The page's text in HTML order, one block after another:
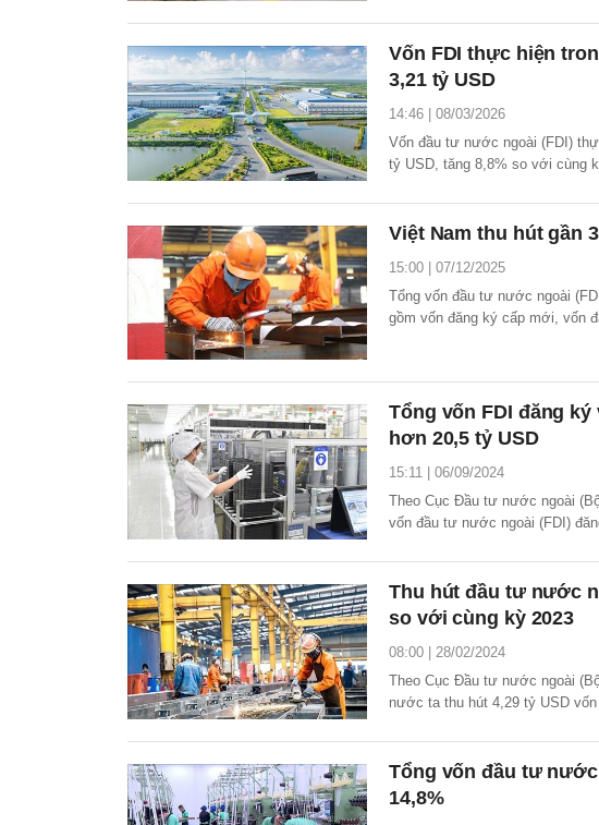
Vốn FDI thực hiện
3,21 tỷ USD
14:46 | 08/03/2026
Vốn đầu tư nước ngoài (FDI)
tỷ USD, tăng 8,8% so với cùng
Việt Nam thu hút gần
15:00 | 07/12/2025
Tổng vốn đầu tư nước ngoài
gồm vốn đăng ký cấp mới, vốn
Tổng vốn FDI đăng
hơn 20,5 tỷ USD
15:11 | 06/09/2024
Theo Cục Đầu tư nước ngoài
vốn đầu tư nước ngoài (FDI)
Thu hút đầu tư nước
so với cùng kỳ 2023
08:00 | 28/02/2024
Theo Cục Đầu tư nước ngoài
nước ta thu hút 4,29 tỷ USD
Tổng vốn đầu tư
14,8%